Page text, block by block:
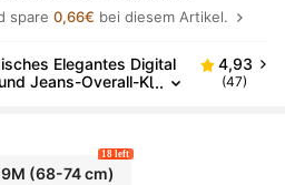
spare0,66€ bei diesem Artikel.
Elegantes Digital
Jeans-Overall-Kl
4,93
(47)
(68-74 cm)
18 left